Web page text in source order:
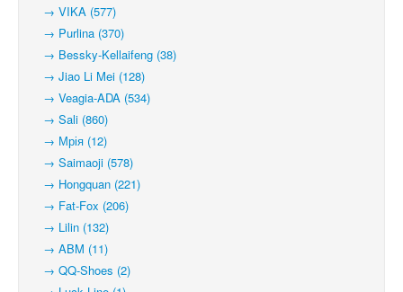
→ VIKA (577)
→ Purlina (370)
→ Bessky-Kellaifeng (38)
→ Jiao Li Mei (128)
→ Veagia-ADA (534)
→ Sali (860)
→ Мрія (12)
→ Saimaoji (578)
→ Hongquan (221)
→ Fat-Fox (206)
→ Lilin (132)
→ ABM (11)
→ QQ-Shoes (2)